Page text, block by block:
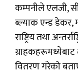
कम्पनीले एलजी,
ब्ल्याक एन्ड डेकर,
राष्ट्रिय तथा
वितरण गरेको